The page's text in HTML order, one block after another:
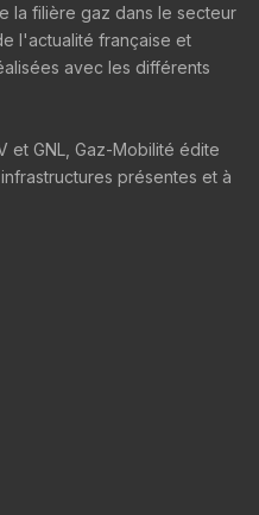
la filière gaz dans le secteur
l'actualité française et
avec les différents
et GNL, Gaz-Mobilité édite
présentes et à